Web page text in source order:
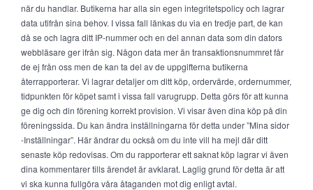
när du handlar. Butikerna har alla sin egen integritetspolicy och lagrar
data utifrån sina behov. I vissa fall länkas du via en tredje part, de kan
då se och lagra ditt IP-nummer och en del annan data som din dators
webbläsare ger ifrån sig. Någon data mer än transaktionsnummret får
de ej från oss men de kan ta del av de uppgifterna butikerna
återrapporterar. Vi lagrar detaljer om ditt köp, ordervärde, ordernummer,
tidpunkten för köpet samt i vissa fall varugrupp. Detta görs för att kunna
ge dig och din förening korrekt provision. Vi visar även dina köp på din
föreningssida. Du kan ändra inställningarna för detta under ”Mina sidor
-Inställningar”. Här ändrar du också om du inte vill ha mejl där ditt
senaste köp redovisas. Om du rapporterar ett saknat köp lagrar vi även
dina kommentarer tills ärendet är avklarat. Laglig grund för detta är att
vi ska kunna fullgöra våra åtaganden mot dig enligt avtal.